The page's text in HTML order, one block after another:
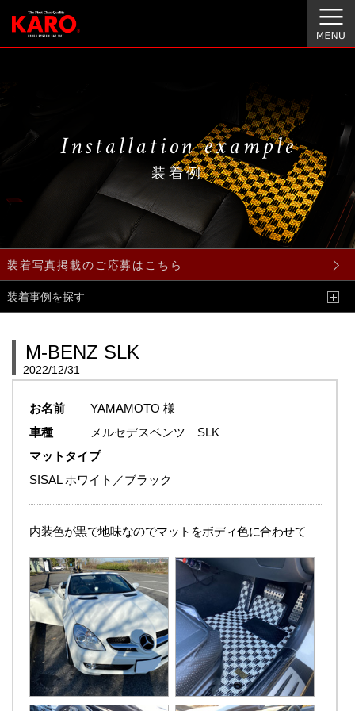
Installation example
装着例
装着写真掲載のご応募はこちら
装着事例を探す
M-BENZ SLK
2022/12/31
お名前
YAMAMOTO 様
車種
メルセデスベンツ SLK
マットタイプ
SISAL ホワイト／ブラック
内装色が黒で地味なのでマットをボディ色に合わせて